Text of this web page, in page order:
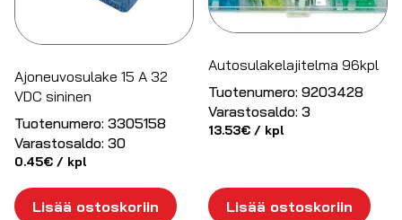
Ajoneuvosulake 15 A 32
VDC sininen
Tuotenumero: 3305158
Varastosaldo: 30
0.45€ / kpl
Lisää ostoskoriin
Autosulakelajitelma 96kpl
Tuotenumero: 9203428
Varastosaldo: 3
13.53€ / kpl
Lisää ostoskoriin